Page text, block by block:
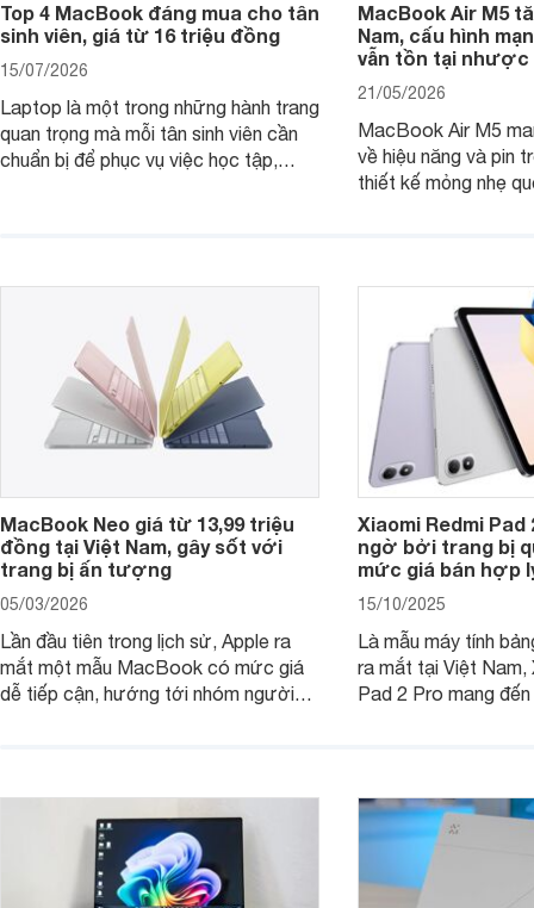
Top 4 MacBook đáng mua cho tân
sinh viên, giá từ 16 triệu đồng
15/07/2026
Laptop là một trong những hành trang
quan trọng mà mỗi tân sinh viên cần
chuẩn bị để phục vụ việc học tập,
MacBook đáng cân nhắc dành cho
MacBook Air M5
Nam, cấu hình
vẫn tồn tại nhược
21/05/2026
MacBook Air M5
về hiệu năng và pin
thiết kế mỏng nhẹ
MacBook Neo giá từ 13,99 triệu
đồng tại Việt Nam, gây sốt với
trang bị ấn tượng
05/03/2026
Lần đầu tiên trong lịch sử, Apple ra
mắt một mẫu MacBook có mức giá
dễ tiếp cận, hướng tới nhóm người
hút sự quan tâm lớn từ thị trường.
Xiaomi Redmi Pad
ngờ bởi trang bị
mức giá bán hợp
15/10/2025
Là mẫu máy tính
ra mắt tại Việt Nam,
Pad 2 Pro mang